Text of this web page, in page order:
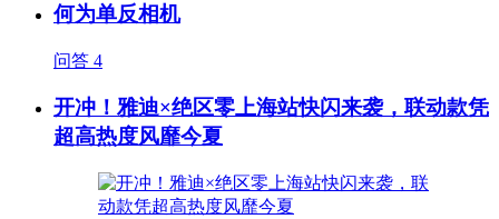
何为单反相机
问答 4
开冲！雅迪×绝区零上海站快闪来袭，联动款凭
超高热度风靡今夏